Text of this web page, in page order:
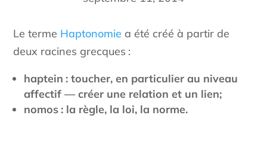
Le terme Haptonomie a été créé à partir de
deux racines grecques :
haptein : toucher, en particulier au niveau
affectif — créer une relation et un lien;
nomos : la règle, la loi, la norme.